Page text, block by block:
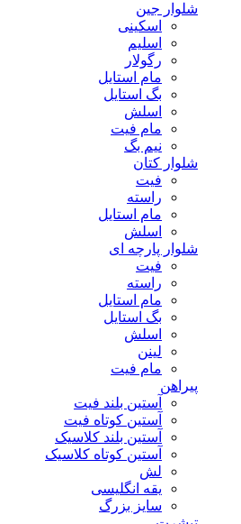
شلوار جین
اسکینی
اسلیم
رگولار
مام استایل
بگ استایل
اسلش
مام فیت
نیم بگ
شلوار کتان
فیت
راسته
مام استایل
اسلش
شلوار پارچه ای
فیت
راسته
مام استایل
بگ استایل
اسلش
لینن
مام فیت
پیراهن
آستین بلند فیت
آستین کوتاه فیت
آستین بلند کلاسیک
آستین کوتاه کلاسیک
لش
یقه انگلیسی
سایز بزرگ